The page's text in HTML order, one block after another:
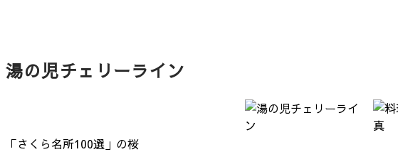
湯の児チェリーライン
「さくら名所100選」の桜